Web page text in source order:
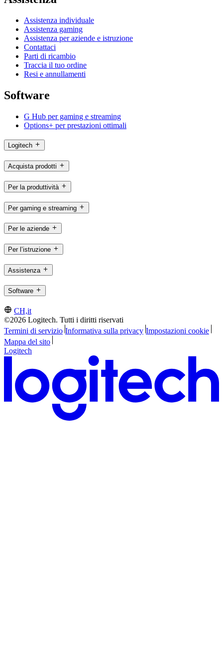
Assistenza individuale
Assistenza gaming
Assistenza per aziende e istruzione
Contattaci
Parti di ricambio
Traccia il tuo ordine
Resi e annullamenti
Software
G Hub per gaming e streaming
Options+ per prestazioni ottimali
Logitech
Acquista prodotti
Per la produttività
Per gaming e streaming
Per le aziende
Per l’istruzione
Assistenza
Software
CH,it
©2026 Logitech. Tutti i diritti riservati
Termini di servizio Informativa sulla privacy Impostazioni cookie
Mappa del sito
Logitech